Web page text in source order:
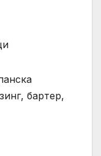
бартер,